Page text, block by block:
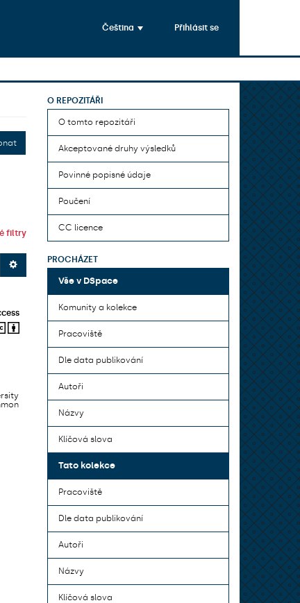
Čeština Přihlásit se
filtry
O REPOZITÁŘI
O tomto repozitáři
Akceptované druhy výsledků
Povinné popisné údaje
Poučení
CC licence
PROCHÁZET
Vše v DSpace
Komunity a kolekce
Pracoviště
Dle data publikování
Autoři
Názvy
Klíčová slova
Tato kolekce
Pracoviště
Dle data publikování
Autoři
Názvy
Klíčová slova